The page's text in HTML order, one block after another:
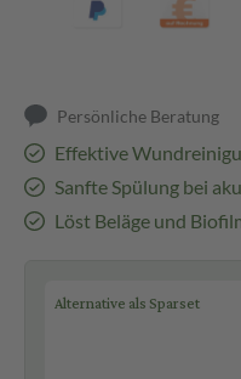
Persönliche Beratung
Effektive
Sanfte Spülung bei
Löst Beläge und
Alternative als Sparset